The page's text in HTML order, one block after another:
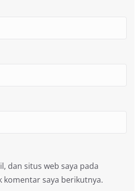
dan situs web saya pada
saya berikutnya.